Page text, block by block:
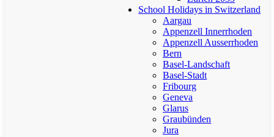
School Holidays in Switzerland
Aargau
Appenzell Innerrhoden
Appenzell Ausserrhoden
Bern
Basel-Landschaft
Basel-Stadt
Fribourg
Geneva
Glarus
Graubünden
Jura